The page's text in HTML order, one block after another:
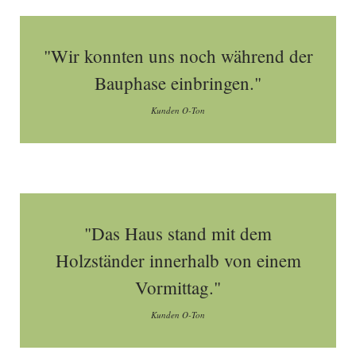
"Wir konnten uns noch während der
Bauphase einbringen."
Kunden O-Ton
"Das Haus stand mit dem
Holzständer innerhalb von einem
Vormittag."
Kunden O-Ton